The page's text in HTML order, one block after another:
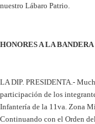
nuestro Lábaro Patrio.
HONORES A LA BANDERA
LA DIP. PRESIDENTA.-
participación de los
Infantería de la 11va. Zona
Continuando con el Orden